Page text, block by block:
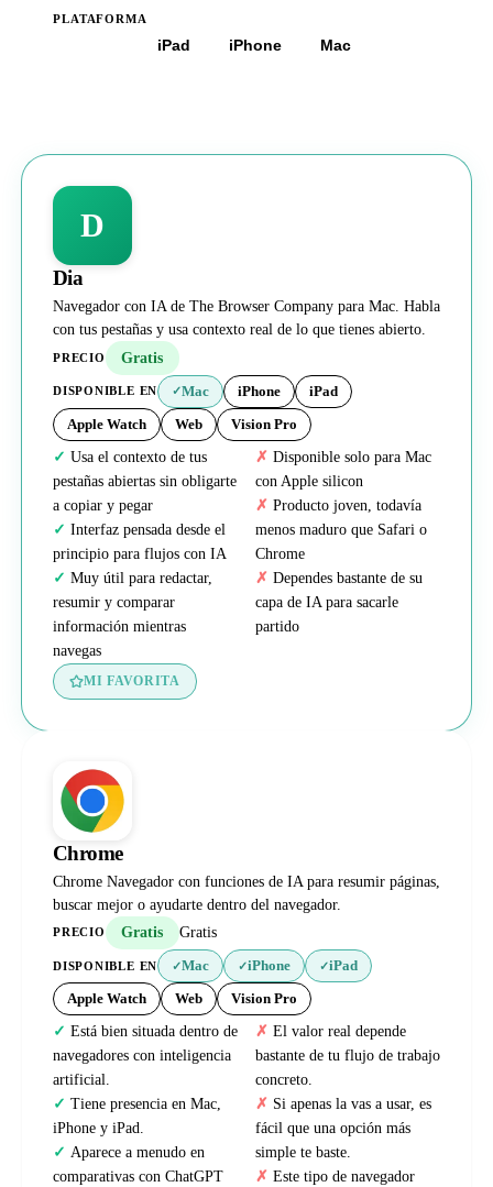
PLATAFORMA
iPad iPhone Mac
D
Dia
Navegador con IA de The Browser Company para Mac. Habla
con tus pestañas y usa contexto real de lo que tienes abierto.
PRECIO Gratis
DISPONIBLE EN ✓Mac iPhone iPad
Apple Watch Web Vision Pro
Usa el contexto de tus
pestañas abiertas sin obligarte
a copiar y pegar
Interfaz pensada desde el
principio para flujos con IA
Muy útil para redactar,
resumir y comparar
información mientras
navegas
Disponible solo para Mac
con Apple silicon
Producto joven, todavía
menos maduro que Safari o
Chrome
Dependes bastante de su
capa de IA para sacarle
partido
MI FAVORITA
Chrome
Chrome Navegador con funciones de IA para resumir páginas,
buscar mejor o ayudarte dentro del navegador.
PRECIO Gratis Gratis
DISPONIBLE EN ✓Mac ✓iPhone ✓iPad
Apple Watch Web Vision Pro
Está bien situada dentro de
navegadores con inteligencia
artificial.
Tiene presencia en Mac,
iPhone y iPad.
Aparece a menudo en
comparativas con ChatGPT
El valor real depende
bastante de tu flujo de trabajo
concreto.
Si apenas la vas a usar, es
fácil que una opción más
simple te baste.
Este tipo de navegador